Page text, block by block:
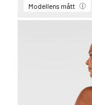
Modellens mått